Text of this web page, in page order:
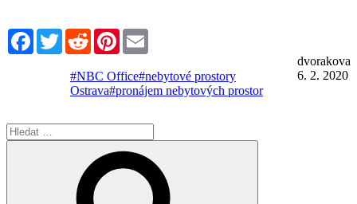
FacebookTwitterRedditPinterest
dvorakova
6. 2. 2020
#NBC Office#nebytové prostory
Ostrava#pronájem nebytových prostor
Hledat: